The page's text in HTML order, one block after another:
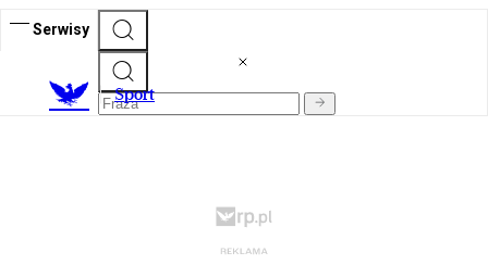
Serwisy
Sport